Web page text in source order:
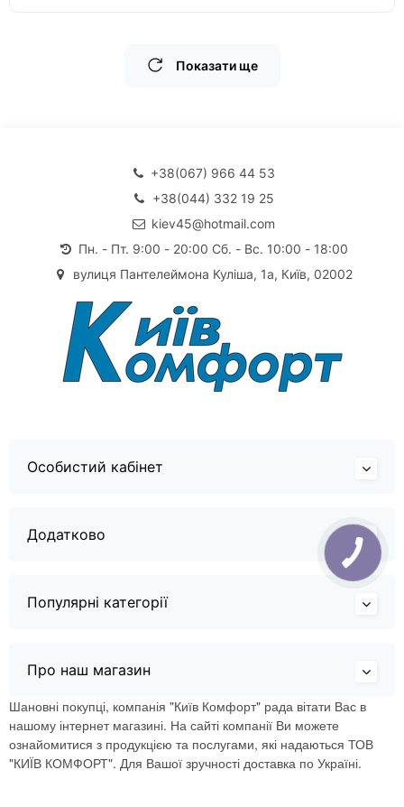
Показати ще
+38(067) 966 44 53
+38(044) 332 19 25
kiev45@hotmail.com
Пн. - Пт. 9:00 - 20:00 Сб. - Вс. 10:00 - 18:00
вулиця Пантелеймона Куліша, 1а, Київ, 02002
Особистий кабінет
Додатково
Популярні категорії
Про наш магазин
Шановні покупці, компанія "Київ Комфорт" рада вітати Вас в
нашому інтернет магазині. На сайті компанії Ви можете
ознайомитися з продукцією та послугами, які надаються ТОВ
"КИЇВ КОМФОРТ". Для Вашої зручності доставка по Україні.